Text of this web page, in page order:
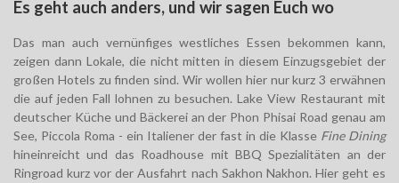
Es geht auch anders, und wir sagen Euch wo
Das man auch vernünfiges westliches Essen bekommen kann,
zeigen dann Lokale, die nicht mitten in diesem Einzugsgebiet der
großen Hotels zu finden sind. Wir wollen hier nur kurz 3 erwähnen
die auf jeden Fall lohnen zu besuchen. Lake View Restaurant mit
deutscher Küche und Bäckerei an der Phon Phisai Road genau am
See, Piccola Roma - ein Italiener der fast in die Klasse Fine Dining
hineinreicht und das Roadhouse mit BBQ Spezialitäten an der
Ringroad kurz vor der Ausfahrt nach Sakhon Nakhon. Hier geht es